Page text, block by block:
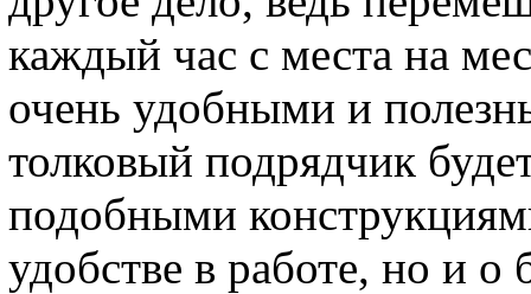
каждый час с места на
очень удобными и
толковый подрядчик
подобными
удобстве в работе, но и о